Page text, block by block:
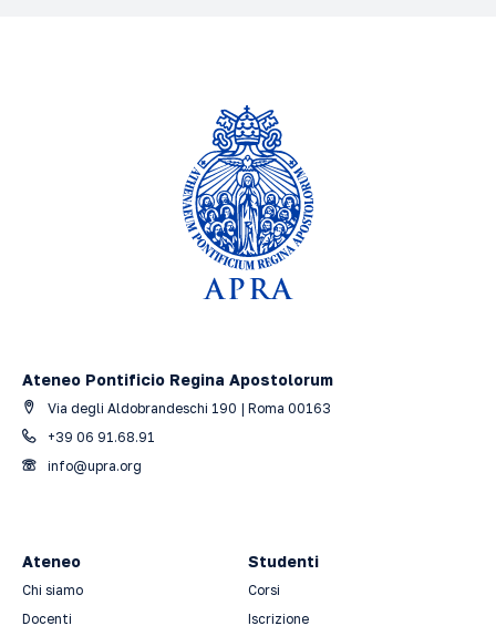
Ateneo Pontificio Regina Apostolorum
Via degli Aldobrandeschi 190 | Roma 00163
+39 06 91.68.91
info@upra.org
Ateneo
Chi siamo
Docenti
Studenti
Corsi
Iscrizione